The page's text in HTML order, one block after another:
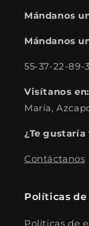
Mándanos
Mándanos
55-37-22-89-
Visítanos
María,
¿Te
Contáctanos
Políticas
Políticas de